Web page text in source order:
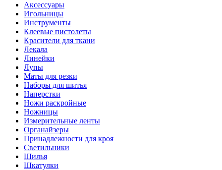
Аксессуары
Игольницы
Инструменты
Клеевые пистолеты
Красители для ткани
Лекала
Линейки
Лупы
Маты для резки
Наборы для шитья
Наперстки
Ножи раскройные
Ножницы
Измерительные ленты
Органайзеры
Принадлежности для кроя
Светильники
Шилья
Шкатулки